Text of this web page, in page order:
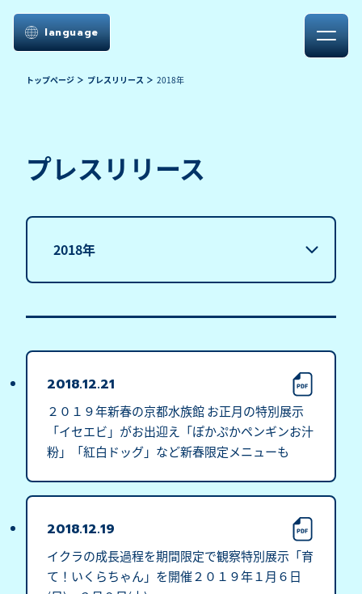
language
トップページ プレスリリース 2018年
プレスリリース
2018.12.21
２０１９年新春の京都水族館 お正月の特別展示
「イセエビ」がお出迎え「ぽかぷかペンギンお汁
粉」「紅白ドッグ」など新春限定メニューも
2018.12.19
イクラの成長過程を期間限定で観察特別展示「育
て！いくらちゃん」を開催２０１９年１月６日